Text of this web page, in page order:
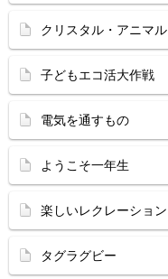
クリスタル・アニマル
子どもエコ活大作戦
電気を通すもの
ようこそ一年生
楽しいレクレーション
タグラグビー